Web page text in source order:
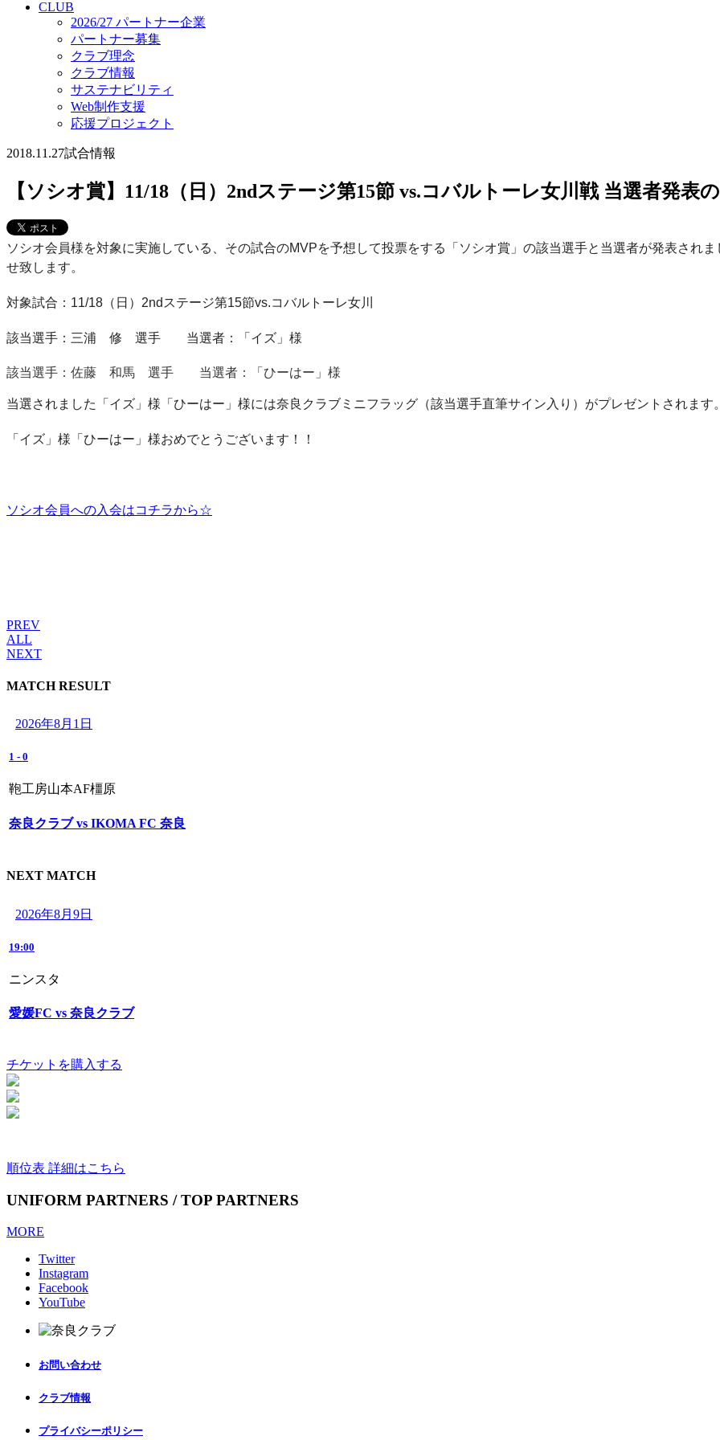
CLUB
2026/27 パートナー企業
パートナー募集
クラブ理念
クラブ情報
サステナビリティ
Web制作支援
応援プロジェクト
2018.11.27試合情報
【ソシオ賞】11/18（日）2ndステージ第15節 vs.コバルトーレ女川戦 当選者発表
ソシオ会員様を対象に実施している、その試合のMVPを予想して投票をする「ソシオ賞」の該当選手と当選者が発表され
せ致します。
対象試合：11/18（日）2ndステージ第15節vs.コバルトーレ女川
該当選手：三浦 修 選手 当選者：「イズ」様
該当選手：佐藤 和馬 選手 当選者：「ひーはー」様
当選されました「イズ」様「ひーはー」様には奈良クラブミニフラッグ（該当選手直筆サイン入り）がプレゼントされます
「イズ」様「ひーはー」様おめでとうございます！！
ソシオ会員への入会はコチラから☆
PREV
ALL
NEXT
MATCH RESULT
2026年8月1日
1 - 0
鞄工房山本AF橿原
奈良クラブ vs IKOMA FC 奈良
NEXT MATCH
2026年8月9日
19:00
ニンスタ
愛媛FC vs 奈良クラブ
チケットを購入する
順位表 詳細はこちら
UNIFORM PARTNERS / TOP PARTNERS
MORE
Twitter
Instagram
Facebook
YouTube
お問い合わせ
クラブ情報
プライバシーポリシー